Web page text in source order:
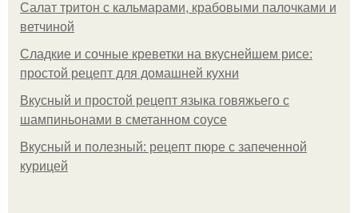
Салат тритон с кальмарами, крабовыми палочками и
ветчиной
Сладкие и сочные креветки на вкуснейшем рисе:
простой рецепт для домашней кухни
Вкусный и простой рецепт языка говяжьего с
шампиньонами в сметанном соусе
Вкусный и полезный: рецепт пюре с запеченной
курицей